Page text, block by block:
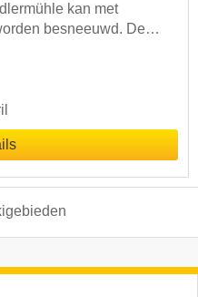
kan met
besneeuwd. De…